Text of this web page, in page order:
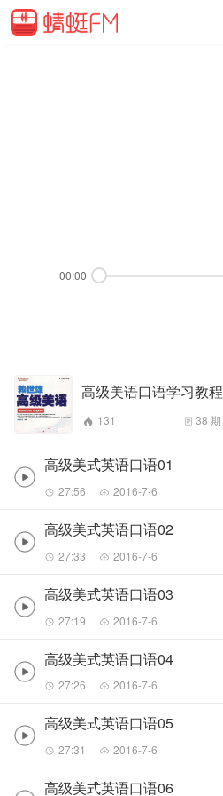
00:00
高级美语口语学习教程
131 38 期
高级美式英语口语01
27:56 2016-7-6
高级美式英语口语02
27:33 2016-7-6
高级美式英语口语03
27:19 2016-7-6
高级美式英语口语04
27:26 2016-7-6
高级美式英语口语05
27:31 2016-7-6
高级美式英语口语06